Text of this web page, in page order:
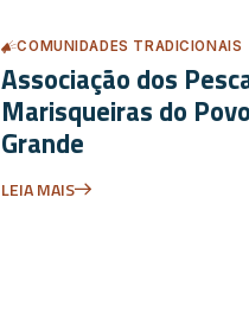
COMUNIDADES TRADICIONAIS
Associação dos
Marisqueiras do
Grande
LEIA MAIS